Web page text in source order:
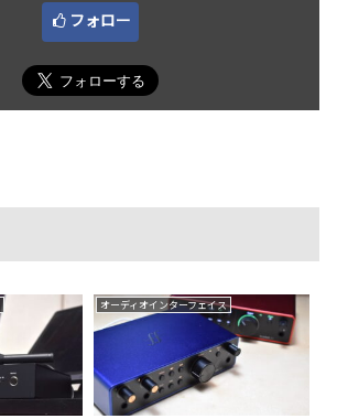
フォロー
オーディオインターフェイス